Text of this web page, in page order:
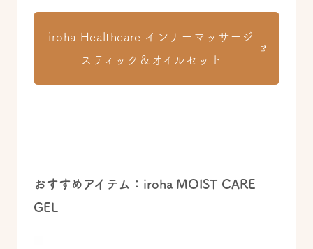
iroha Healthcare インナーマッサージ
スティック＆オイルセット
おすすめアイテム：iroha MOIST CARE
GEL